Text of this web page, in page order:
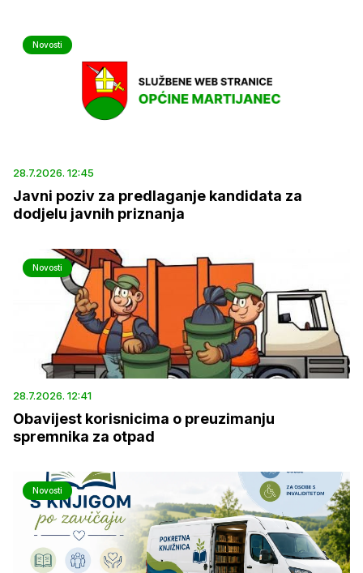
Novosti
28.7.2026. 12:45
Javni poziv za predlaganje kandidata za
dodjelu javnih priznanja
Novosti
28.7.2026. 12:41
Obavijest korisnicima o preuzimanju
spremnika za otpad
Novosti